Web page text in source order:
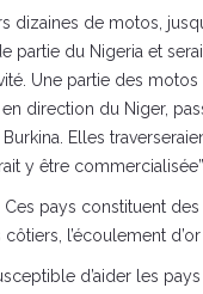
de motos,
du Nigeria et
Une partie des
direction du Niger,
Elles
y être
pays constituent
l’écoulement
d’aider les